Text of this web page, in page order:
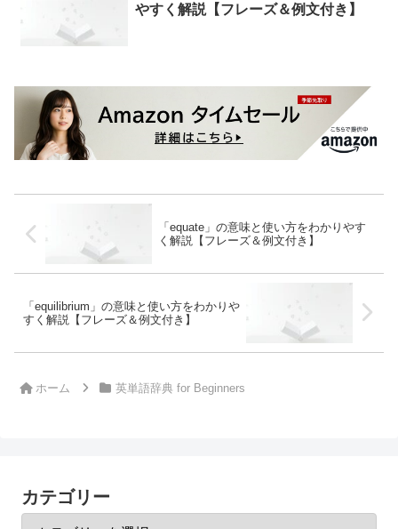
やすく解説【フレーズ＆例文付き】
「equate」の意味と使い方をわかりやす
く解説【フレーズ＆例文付き】
「equilibrium」の意味と使い方をわかりや
すく解説【フレーズ＆例文付き】
ホーム 英単語辞典 for Beginners
カテゴリー